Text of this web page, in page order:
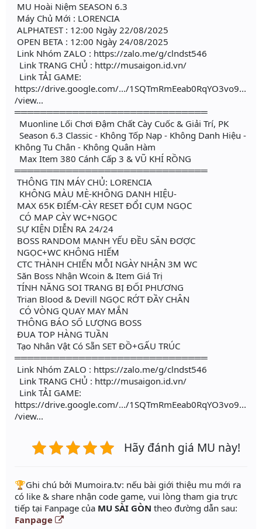
MU Hoài Niệm SEASON 6.3
Máy Chủ Mới : LORENCIA
ALPHATEST : 12:00 Ngày 22/08/2025
OPEN BETA : 12:00 Ngày 24/08/2025
Link Nhóm ZALO : https://zalo.me/g/clndst546
Link TRANG CHỦ : http://musaigon.id.vn/
Link TẢI GAME:
https://drive.google.com/.../1SQTmRmEeab0RqYO3vo9...
/view...
══════════════════════════════
Muonline Lối Chơi Đậm Chất Cày Cuốc & Giải Trí, PK
Season 6.3 Classic - Không Tốp Nạp - Không Danh Hiệu -
Không Tu Chân - Không Quân Hàm
Max Item 380 Cánh Cấp 3 & VŨ KHÍ RỒNG
══════════════════════════════
THÔNG TIN MÁY CHỦ: LORENCIA
KHÔNG MÀU MÈ-KHÔNG DANH HIỆU-
MAX 65K ĐIỂM-CÀY RESET ĐỔI CỤM NGỌC
CÓ MAP CÀY WC+NGỌC
SỰ KIỆN DIỄN RA 24/24
BOSS RANDOM MẠNH YẾU ĐỀU SĂN ĐƠỢC
NGỌC+WC KHÔNG HIẾM
CTC THÀNH CHIẾN MỖI NGÀY NHẬN 3M WC
Săn Boss Nhận Wcoin & Item Giá Trị
TÍNH NĂNG SOI TRANG BỊ ĐỐI PHƯƠNG
Trian Blood & Devill NGỌC RỚT ĐẦY CHÂN
CÓ VÒNG QUAY MAY MẮN
THÔNG BÁO SỐ LƯỢNG BOSS
ĐUA TOP HÀNG TUẦN
Tạo Nhân Vật Có Sẵn SET ĐỒ+GẤU TRÚC
══════════════════════════════
Link Nhóm ZALO : https://zalo.me/g/clndst546
Link TRANG CHỦ : http://musaigon.id.vn/
Link TẢI GAME:
https://drive.google.com/.../1SQTmRmEeab0RqYO3vo9...
/view...
Hãy đánh giá MU này!
️🏆Ghi chú bởi Mumoira.tv: nếu bài giới thiệu mu mới ra
có like & share nhận code game, vui lòng tham gia trực
tiếp tại Fanpage của MU SÀI GÒN theo đường dẫn sau:
Fanpage